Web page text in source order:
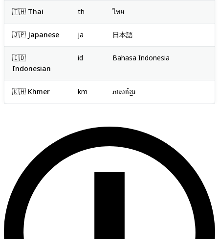
🇹🇭 Thai th ไทย
🇯🇵 Japanese ja 日本語
🇮🇩
Indonesian
id Bahasa Indonesia
🇰🇭 Khmer km ភាសាខ្មែរ